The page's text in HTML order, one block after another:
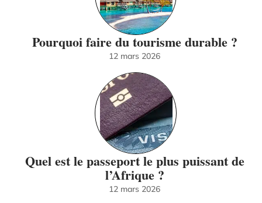
Pourquoi faire du tourisme durable ?
12 mars 2026
Quel est le passeport le plus puissant de
l’Afrique ?
12 mars 2026